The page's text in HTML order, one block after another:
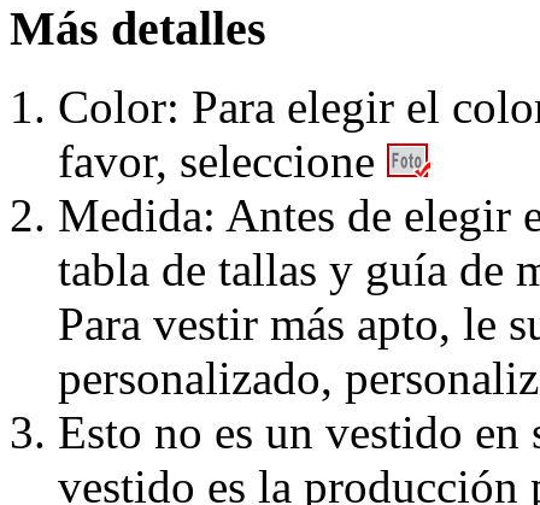
Más detalles
Color: Para elegir el
favor, seleccione
Medida: Antes de elegir
tabla de tallas y guía de
Para vestir más apto, le
personalizado,
Esto no es un vestido
vestido es la producción